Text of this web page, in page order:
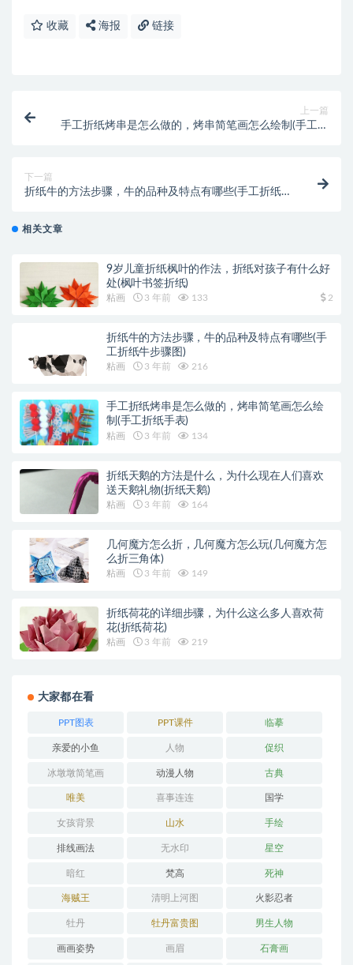
收藏 海报 链接
上一篇
手工折纸烤串是怎么做的，烤串简笔画怎么绘制(手工折
下一篇
折纸牛的方法步骤，牛的品种及特点有哪些(手工折纸牛
相关文章
9岁儿童折纸枫叶的作法，折纸对孩子有什么好
处(枫叶书签折纸)
粘画 3 年前 133 2
折纸牛的方法步骤，牛的品种及特点有哪些(手
工折纸牛步骤图)
粘画 3 年前 216
手工折纸烤串是怎么做的，烤串简笔画怎么绘
制(手工折纸手表)
粘画 3 年前 134
折纸天鹅的方法是什么，为什么现在人们喜欢
送天鹅礼物(折纸天鹅)
粘画 3 年前 164
几何魔方怎么折，几何魔方怎么玩(几何魔方怎
么折三角体)
粘画 3 年前 149
折纸荷花的详细步骤，为什么这么多人喜欢荷
花(折纸荷花)
粘画 3 年前 219
大家都在看
PPT图表 PPT课件 临摹
亲爱的小鱼 人物 促织
冰墩墩简笔画 动漫人物 古典
唯美 喜事连连 国学
女孩背景 山水 手绘
排线画法 无水印 星空
暗红 梵高 死神
海贼王 清明上河图 火影忍者
牡丹 牡丹富贵图 男生人物
画画姿势 画眉 石膏画